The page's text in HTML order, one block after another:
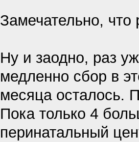
Замечательно,
Ну и заодно, раз
медленно сбор в
месяца осталось.
Пока только 4
перинатальный